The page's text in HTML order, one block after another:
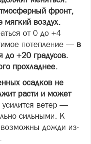
фронт,
мягкий воздух.
от 0 до +4
потепление — в
до +20 градусов.
прохладнее.
осадков не
расти и может
ветер —
сильными. К
возможны дожди из-